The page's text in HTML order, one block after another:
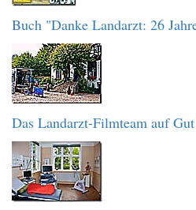
Buch "Danke Landarzt: 26
Das Landarzt-Filmteam auf